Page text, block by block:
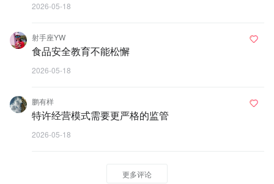
2026-05-18
射手座YW
食品安全教育不能松懈
2026-05-18
鹏有样
特许经营模式需要更严格的监管
2026-05-18
更多评论